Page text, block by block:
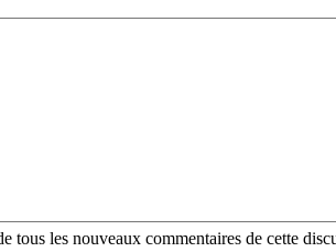
tous les nouveaux commentaires de cette